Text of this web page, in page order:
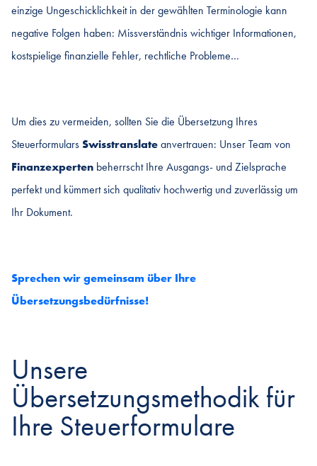
einzige Ungeschicklichkeit in der gewählten Terminologie kann
negative Folgen haben: Missverständnis wichtiger Informationen,
kostspielige finanzielle Fehler, rechtliche Probleme…
Um dies zu vermeiden, sollten Sie die Übersetzung Ihres
SteuerformularsSwisstranslateanvertrauen: Unser Team von
Finanzexperten beherrscht Ihre Ausgangs- und Zielsprache
perfekt und kümmert sich qualitativ hochwertig und zuverlässig um
Ihr Dokument.
Sprechen wir gemeinsam über Ihre
Übersetzungsbedürfnisse!
Unsere
Übersetzungsmethodik für
Ihre Steuerformulare